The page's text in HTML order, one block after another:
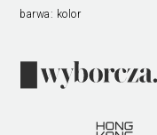
barwa: kolor